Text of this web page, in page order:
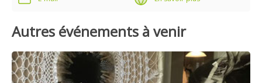
Autres événements à venir